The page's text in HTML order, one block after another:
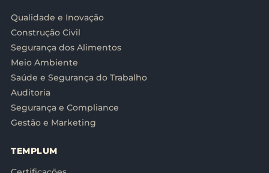
Qualidade e Inovação
Construção Civil
Segurança dos Alimentos
Meio Ambiente
Saúde e Segurança do Trabalho
Auditoria
Segurança e Compliance
Gestão e Marketing
TEMPLUM